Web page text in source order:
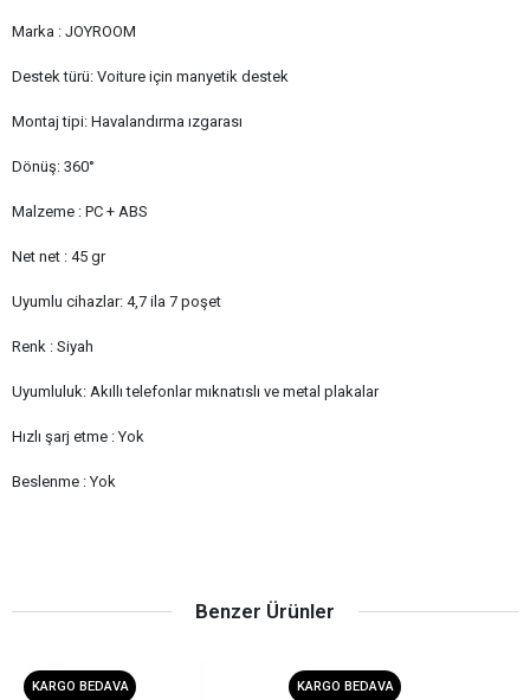
Marka : JOYROOM
Destek türü: Voiture için manyetik destek
Montaj tipi: Havalandırma ızgarası
Dönüş: 360°
Malzeme : PC + ABS
Net net : 45 gr
Uyumlu cihazlar: 4,7 ila 7 poşet
Renk : Siyah
Uyumluluk: Akıllı telefonlar mıknatıslı ve metal plakalar
Hızlı şarj etme : Yok
Beslenme : Yok
Benzer Ürünler
KARGO BEDAVA KARGO BEDAVA